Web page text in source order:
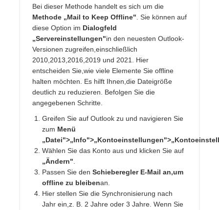
Bei dieser Methode handelt es sich um die
Methode „Mail to Keep Offline" . Sie können auf
diese Option im Dialogfeld
„Servereinstellungen"in den neuesten Outlook-
Versionen zugreifen,einschließlich
2010,2013,2016,2019 und 2021. Hier
entscheiden Sie,wie viele Elemente Sie offline
halten möchten. Es hilft Ihnen,die Dateigröße
deutlich zu reduzieren. Befolgen Sie die
angegebenen Schritte.
Greifen Sie auf Outlook zu und navigieren Sie
zum Menü
Wählen Sie das Konto aus und klicken Sie auf
„Ändern"
Passen Sie den Schieberegler E-Mail an,um
offline zu bleibenan.
Hier stellen Sie die Synchronisierung nach
Jahr ein,z. B. 2 Jahre oder 3 Jahre. Wenn Sie